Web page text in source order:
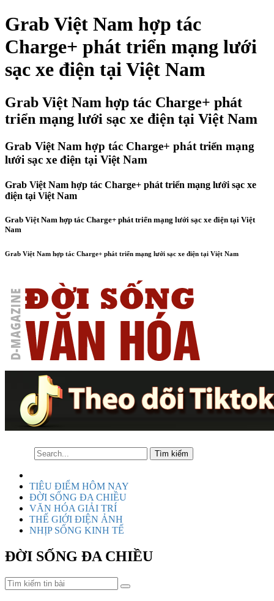
Grab Việt Nam hợp tác
Charge+ phát triển mạng lưới
sạc xe điện tại Việt Nam
Grab Việt Nam hợp tác Charge+ phát
triển mạng lưới sạc xe điện tại Việt Nam
Grab Việt Nam hợp tác Charge+ phát triển mạng
lưới sạc xe điện tại Việt Nam
Grab Việt Nam hợp tác Charge+ phát triển mạng lưới sạc xe
điện tại Việt Nam
Grab Việt Nam hợp tác Charge+ phát triển mạng lưới sạc xe điện tại Việt
Nam
Grab Việt Nam hợp tác Charge+ phát triển mạng lưới sạc xe điện tại Việt Nam
TIÊU ĐIỂM HÔM NAY
ĐỜI SỐNG ĐA CHIỀU
VĂN HÓA GIẢI TRÍ
THẾ GIỚI ĐIỆN ẢNH
NHỊP SỐNG KINH TẾ
ĐỜI SỐNG ĐA CHIỀU